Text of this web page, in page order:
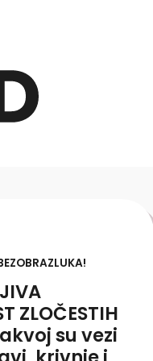
ZLOČESTIH
su vezi